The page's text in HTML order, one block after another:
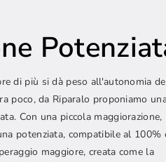
di più si dà peso all'autonomia
poco, da Riparalo proponiamo
Con una piccola maggiorazione,
potenziata, compatibile al 100%
maggiore, creata come la